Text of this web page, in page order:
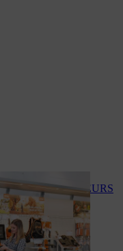
DES REVENDEURS